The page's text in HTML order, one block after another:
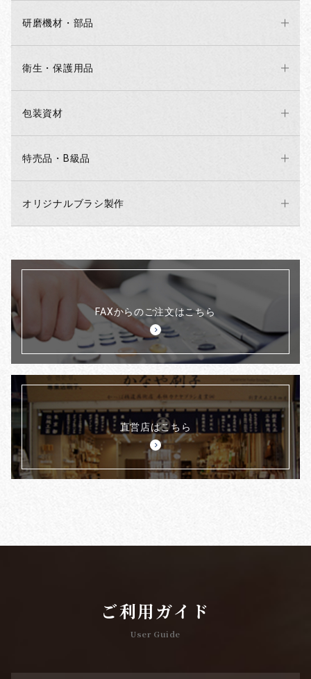
研磨機材・部品
衛生・保護用品
包装資材
特売品・B級品
オリジナルブラシ製作
FAXからのご注文はこちら
直営店はこちら
ご利用ガイド
User Guide